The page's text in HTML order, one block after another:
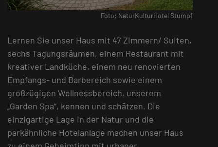
Foto: NaturKulturHotel Stumpf
Lernen Sie unser Haus mit 47 Zimmern/ Suiten,
sechs Tagungsräumen, einem Restaurant mit
kreativer Landküche, einem neu renovierten
Empfangs- und Barbereich sowie einem
großzügigen Wellnessbereich, unserem
„Garden Spa“, kennen und schätzen. Die
einzigartige Lage in der Natur und die
parkähnliche Hotelanlage machen unser Haus